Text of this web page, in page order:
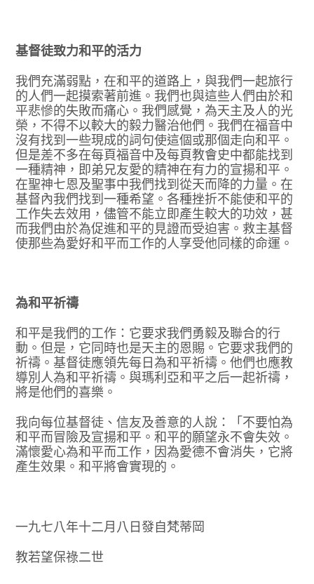
基督徒致力和平的活力
我們充滿弱點，在和平的道路上，與我們一起旅行
的人們一起摸索著前進。我們也與這些人們由於和
平悲慘的失敗而痛心。我們感覺，為天主及人的光
榮，不得不以較大的毅力醫治他們。我們在福音中
沒有找到一些現成的詞句使這個或那個走向和平。
但是差不多在每頁福音中及每頁教會史中都能找到
一種精神，即弟兄友愛的精神在有力的宣揚和平。
在聖神七恩及聖事中我們找到從天而降的力量。在
基督內我們找到一種希望。各種挫折不能使和平的
工作失去效用，儘管不能立即產生較大的功效，甚
而我們由於為促進和平的見證而受迫害。救主基督
使那些為愛好和平而工作的人享受他同樣的命運。
為和平祈禱
和平是我們的工作：它要求我們勇毅及聯合的行
動。但是，它同時也是天主的恩賜。它要求我們的
祈禱。基督徒應領先每日為和平祈禱。他們也應教
導別人為和平祈禱。與瑪利亞和平之后一起祈禱，
將是他們的喜樂。
我向每位基督徒、信友及善意的人說：「不要怕為
和平而冒險及宣揚和平。和平的願望永不會失效。
滿懷愛心為和平而工作，因為愛德不會消失，它將
產生效果。和平將會實現的。
一九七八年十二月八日發自梵蒂岡
教若望保祿二世